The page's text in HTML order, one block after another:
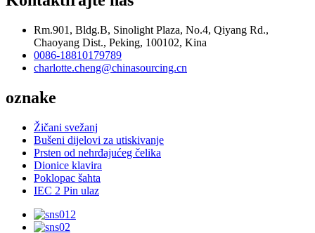
Rm.901, Bldg.B, Sinolight Plaza, No.4, Qiyang Rd.,
Chaoyang Dist., Peking, 100102, Kina
0086-18810179789
charlotte.cheng@chinasourcing.cn
oznake
Žičani svežanj
Bušeni dijelovi za utiskivanje
Prsten od nehrđajućeg čelika
Dionice klavira
Poklopac šahta
IEC 2 Pin ulaz